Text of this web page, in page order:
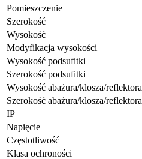
Pomieszczenie
Szerokość
Wysokość
Modyfikacja wysokości
Wysokość podsufitki
Szerokość podsufitki
Wysokość abażura/klosza/reflektora
Szerokość abażura/klosza/reflektora
IP
Napięcie
Częstotliwość
Klasa ochroności